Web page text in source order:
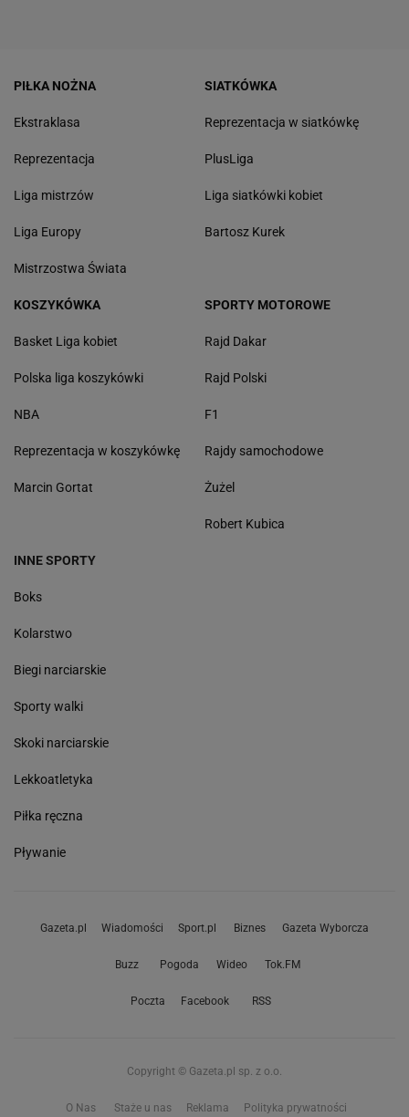
PIŁKA NOŻNA
Ekstraklasa
Reprezentacja
Liga mistrzów
Liga Europy
Mistrzostwa Świata
SIATKÓWKA
Reprezentacja w siatkówkę
PlusLiga
Liga siatkówki kobiet
Bartosz Kurek
KOSZYKÓWKA
Basket Liga kobiet
Polska liga koszykówki
NBA
Reprezentacja w koszykówkę
Marcin Gortat
SPORTY MOTOROWE
Rajd Dakar
Rajd Polski
F1
Rajdy samochodowe
Żużel
Robert Kubica
INNE SPORTY
Boks
Kolarstwo
Biegi narciarskie
Sporty walki
Skoki narciarskie
Lekkoatletyka
Piłka ręczna
Pływanie
Gazeta.pl Wiadomości Sport.pl Biznes Gazeta Wyborcza
Buzz Pogoda Wideo Tok.FM
Poczta Facebook RSS
Copyright © Gazeta.pl sp. z o.o.
O Nas Staże u nas Reklama Polityka prywatności